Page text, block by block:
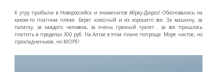
К утру прибыли в Новороссийск и знаменитое Абрау-Дюрсо! Обосновались на
каком-то платном пляже. Берег классный и из хорошего все. За машину, за
палатку, за каждого человека, за очень грязный туалет… за все пришлось
платить в пределах 300 руб. На Алтае в этом плане попроще. Море чистое, но
прохладненькое, но МОРЕ!